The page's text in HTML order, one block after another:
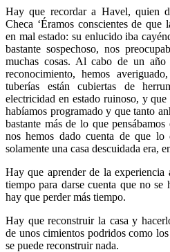
Hay que recordar a Havel, quien
Checa ‘Éramos conscientes de que
en mal estado: su enlucido iba
bastante sospechoso, nos
muchas cosas. Al cabo de un
reconocimiento, hemos
tuberías están cubiertas de
electricidad en estado ruinoso, y
habíamos programado y que tanto
bastante más de lo que
nos hemos dado cuenta de que lo
solamente una casa descuidada era,
Hay que aprender de la experiencia
tiempo para darse cuenta que no
hay que perder más tiempo.
Hay que reconstruir la casa y
de unos cimientos podridos como
se puede reconstruir nada.